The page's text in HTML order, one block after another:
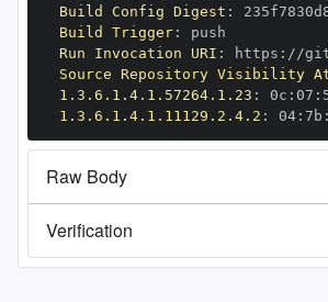
Build Config Digest :
Build Trigger:
Run Invocation URI : https :
Source Repository Visibility
1.3.6.1.4.1.57264.1.23 : 0c : 07 :
1.3.6.1.4.1.11129.2.4.2 : 04: 7b :
Raw Body
Verification